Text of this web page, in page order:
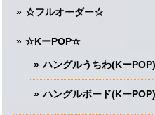
☆フルオーダー☆
☆KーPOP☆
ハングルうちわ(Kー
ハングルボード(Kー